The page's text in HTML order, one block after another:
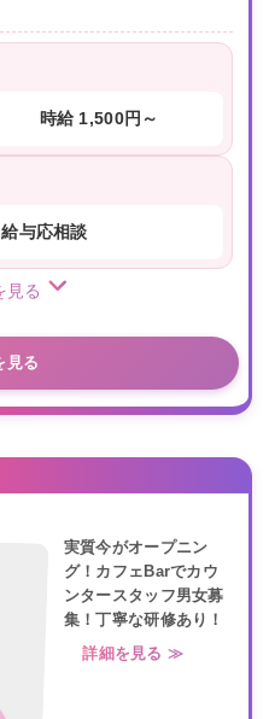
時給 1,500円～
給与応相談
見る
見る
実質今がオープニン
グ！カフェBarでカウ
ンタースタッフ男女募
集！丁寧な研修あり！
詳細を見る ≫